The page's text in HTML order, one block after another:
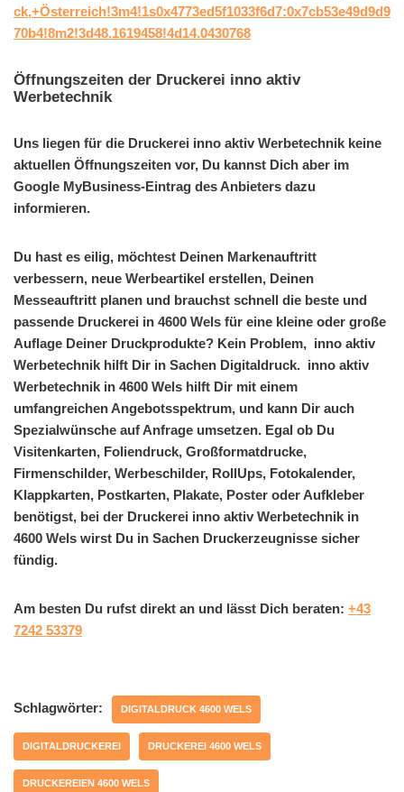
ck,+Österreich!3m4!1s0x4773ed5f1033f6d7:0x7cb53e49d9d9
70b4!8m2!3d48.1619458!4d14.0430768
Öffnungszeiten der Druckerei inno aktiv
Werbetechnik
Uns liegen für die Druckerei inno aktiv Werbetechnik keine
aktuellen Öffnungszeiten vor, Du kannst Dich aber im
Google MyBusiness-Eintrag des Anbieters dazu
informieren.
Du hast es eilig, möchtest Deinen Markenauftritt
verbessern, neue Werbeartikel erstellen, Deinen
Messeauftritt planen und brauchst schnell die beste und
passende Druckerei in 4600 Wels für eine kleine oder große
Auflage Deiner Druckprodukte? Kein Problem, inno aktiv
Werbetechnik hilft Dir in Sachen Digitaldruck. inno aktiv
Werbetechnik in 4600 Wels hilft Dir mit einem
umfangreichen Angebotsspektrum, und kann Dir auch
Spezialwünsche auf Anfrage umsetzen. Egal ob Du
Visitenkarten, Foliendruck, Großformatdrucke,
Firmenschilder, Werbeschilder, RollUps, Fotokalender,
Klappkarten, Postkarten, Plakate, Poster oder Aufkleber
benötigst, bei der Druckerei inno aktiv Werbetechnik in
4600 Wels wirst Du in Sachen Druckerzeugnisse sicher
fündig.
Am besten Du rufst direkt an und lässt Dich beraten: +43
7242 53379
Schlagwörter: DIGITALDRUCK 4600 WELS
DIGITALDRUCKEREI DRUCKEREI 4600 WELS
DRUCKEREIEN 4600 WELS